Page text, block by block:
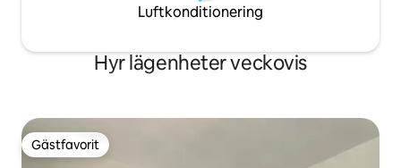
Luftkonditionering
Hyr lägenheter veckovis
Gästfavorit
Gästfavorit